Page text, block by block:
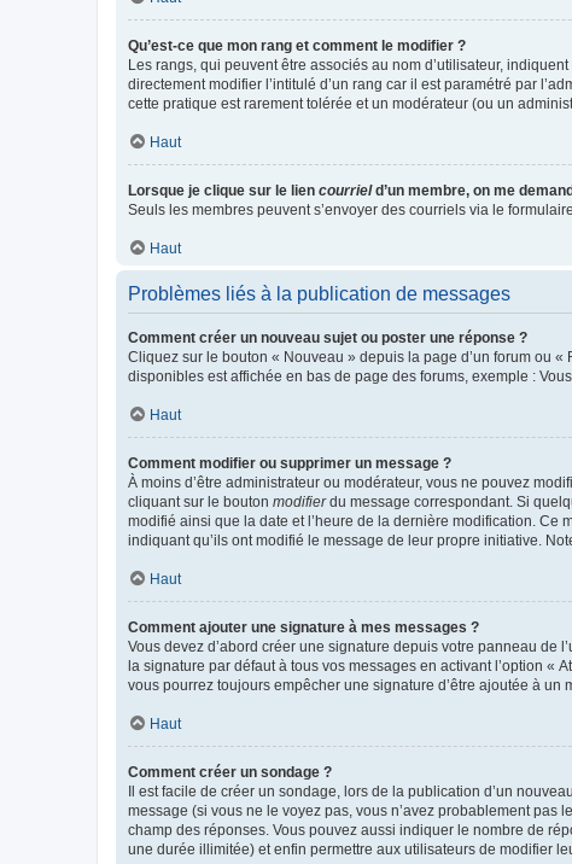
Qu’est-ce que mon rang et comment le modifier ?
Les rangs, qui peuvent être associés au nom d’utilisateur,
directement modifier l’intitulé d’un rang car il est paramétré par
cette pratique est rarement tolérée et un modérateur (ou un
Haut
Lorsque je clique sur le lien courrield’un membre, on me
Seuls les membres peuvent s’envoyer des courriels via le
Haut
Problèmes liés à la publication de messages
Comment créer un nouveau sujet ou poster une réponse ?
Cliquez sur le bouton « Nouveau » depuis la page d’un forum ou
disponibles est affichée en bas de page des forums, exemple : Vous
Haut
Comment modifier ou supprimer un message ?
À moins d’être administrateur ou modérateur, vous ne pouvez
cliquant sur le bouton modifierdu message correspondant. Si
modifié ainsi que la date et l’heure de la dernière modification.
indiquant qu’ils ont modifié le message de leur propre initiative.
Haut
Comment ajouter une signature à mes messages ?
Vous devez d’abord créer une signature depuis votre panneau de
la signature par défaut à tous vos messages en activant l’option «
vous pourrez toujours empêcher une signature d’être ajoutée à un
Haut
Comment créer un sondage ?
Il est facile de créer un sondage, lors de la publication d’un
message (si vous ne le voyez pas, vous n’avez probablement
champ des réponses. Vous pouvez aussi indiquer le nombre de
une durée illimitée) et enfin permettre aux utilisateurs de modifier